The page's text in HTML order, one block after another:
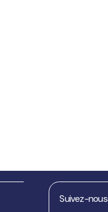
Suivez-nous